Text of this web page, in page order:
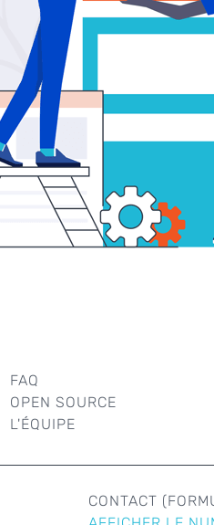
FAQ
OPEN SOURCE
L'ÉQUIPE
CONTACT